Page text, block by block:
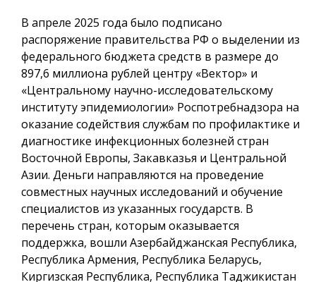
В апреле 2025 года было подписано
распоряжение правительства РФ о выделении из
федерального бюджета средств в размере до
897,6 миллиона рублей центру «Вектор» и
«Центральному научно-исследовательскому
институту эпидемиологии» Роспотребнадзора на
оказание содействия службам по профилактике и
диагностике инфекционных болезней стран
Восточной Европы, Закавказья и Центральной
Азии. Деньги направляются на проведение
совместных научных исследований и обучение
специалистов из указанных государств. В
перечень стран, которым оказывается
поддержка, вошли Азербайджанская Республика,
Республика Армения, Республика Беларусь,
Киргизская Республика, Республика Таджикистан